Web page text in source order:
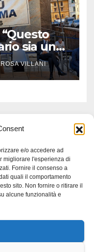
e/o accedere ad
migliorare l'esperienza di
Fornire il consenso a
quali il comportamento
sito. Non fornire o ritirare il
alcune funzionalità e
sia un
VILLANI
di